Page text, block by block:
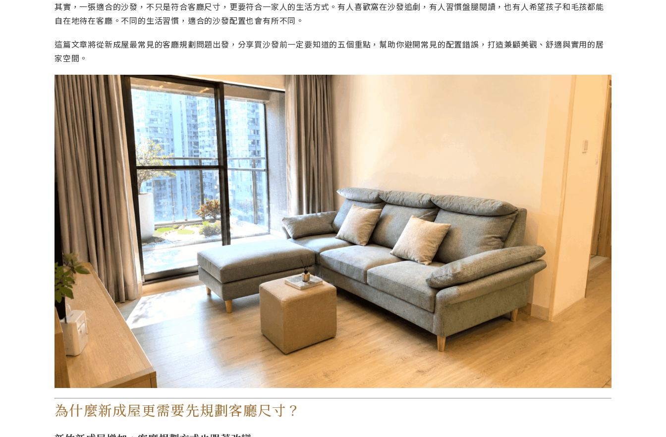
其實，一張適合的沙發，不只是符合客廳尺寸，更要符合一家人的生活方式。有人喜歡窩在沙發追劇，有人習慣盤腿閱讀，也有人希望孩子和毛孩都能
自在地待在客廳。不同的生活習慣，適合的沙發配置也會有所不同。
這篇文章將從新成屋最常見的客廳規劃問題出發，分享買沙發前一定要知道的五個重點，幫助你避開常見的配置錯誤，打造兼顧美觀、舒適與實用的居
家空間。
為什麼新成屋更需要先規劃客廳尺寸？